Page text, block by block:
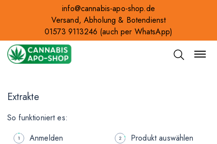
info@cannabis-apo-shop.de
Versand, Abholung & Botendienst
01573 9113246 (auch per WhatsApp)
Extrakte
So funktioniert es:
Anmelden
Produkt auswählen